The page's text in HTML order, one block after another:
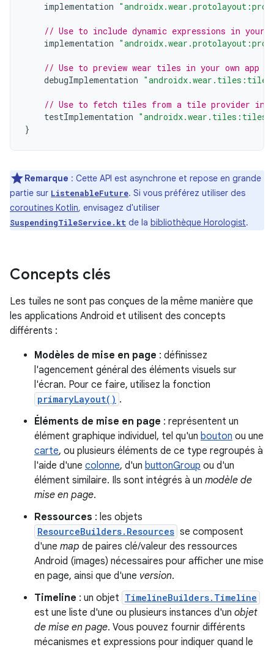
implementation
// Use to include dynamic expressions in your
implementation
// Use to preview wear tiles in your own app
debugImplementation
// Use to fetch tiles from a tile provider in
testImplementation
}
Remarque : Cette API est asynchrone et repose en grande
partie sur ListenableFuture. Si vous préférez utiliser des
coroutines Kotlin, envisagez d'utiliser
SuspendingTileService.kt de la bibliothèque Horologist.
Concepts clés
Les tuiles ne sont pas conçues de la même manière que
les applications Android et utilisent des concepts
différents :
Modèles de mise en page : définissez
l'agencement général des éléments visuels sur
l'écran. Pour ce faire, utilisez la fonction
primaryLayout() .
Éléments de mise en page : représentent un
élément graphique individuel, tel qu'un bouton ou une
carte, ou plusieurs éléments de ce type regroupés à
l'aide d'une colonne, d'un buttonGroup ou d'un
élément similaire. Ils sont intégrés à un modèle de
mise en page.
Ressources : les objets
ResourceBuilders.Resources se composent
d'une map de paires clé/valeur des ressources
Android (images) nécessaires pour afficher une mise
en page, ainsi que d'une version.
Timeline : un objet TimelineBuilders.Timeline
est une liste d'une ou plusieurs instances d'un objet
de mise en page. Vous pouvez fournir différents
mécanismes et expressions pour indiquer quand le